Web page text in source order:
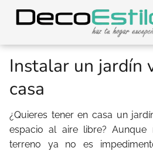
Instalar un jardín
casa
¿Quieres tener en casa un
espacio al aire libre?
terreno ya no es